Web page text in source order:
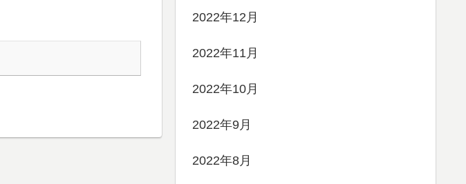
2022年12月
2022年11月
2022年10月
2022年9月
2022年8月